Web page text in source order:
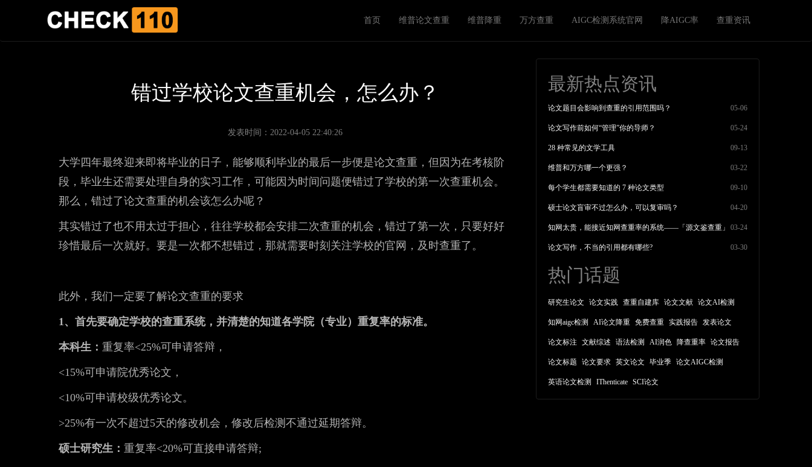
n
a
g
a
i
o
首页 维普论文查重 维普降重 万方查重 AIGC检测系统官网 降AIGC率 查重资讯
错过学校论文查重机会，怎么办？
发表时间：2022-04-05 22:40:26
大学四年最终迎来即将毕业的日子，能够顺利毕业的最后一步便是论文查重，但因为在考核阶
段，毕业生还需要处理自身的实习工作，可能因为时间问题便错过了学校的第一次查重机会。
那么，错过了论文查重的机会该怎么办呢？
其实错过了也不用太过于担心，往往学校都会安排二次查重的机会，错过了第一次，只要好好
珍惜最后一次就好。要是一次都不想错过，那就需要时刻关注学校的官网，及时查重了。
此外，我们一定要了解论文查重的要求
1、首先要确定学校的查重系统，并清楚的知道各学院（专业）重复率的标准。
本科生： 重复率<25%可申请答辩，
<15%可申请院优秀论文，
<10%可申请校级优秀论文。
>25%有一次不超过5天的修改机会，修改后检测不通过延期答辩。
硕士研究生： 重复率<20%可直接申请答辩;
最新热点资讯
论文题目会影响到查重的引用范围吗？ 05-06
论文写作前如何“管理”你的导师？ 05-24
28 种常见的文学工具 09-13
维普和万方哪一个更强？ 03-22
每个学生都需要知道的 7 种论文类型 09-10
硕士论文盲审不过怎么办，可以复审吗？ 04-20
知网太贵，能接近知网查重率的系统——「源文鉴查重」 03-24
论文写作，不当的引用都有哪些? 03-30
热门话题
研究生论文 论文实践 查重自建库 论文文献 论文AI检测
知网aigc检测 AI论文降重 免费查重 实践报告 发表论文
论文标注 文献综述 语法检测 AI润色 降查重率 论文报告
论文标题 论文要求 英文论文 毕业季 论文AIGC检测
英语论文检测 IThenticate SCI论文